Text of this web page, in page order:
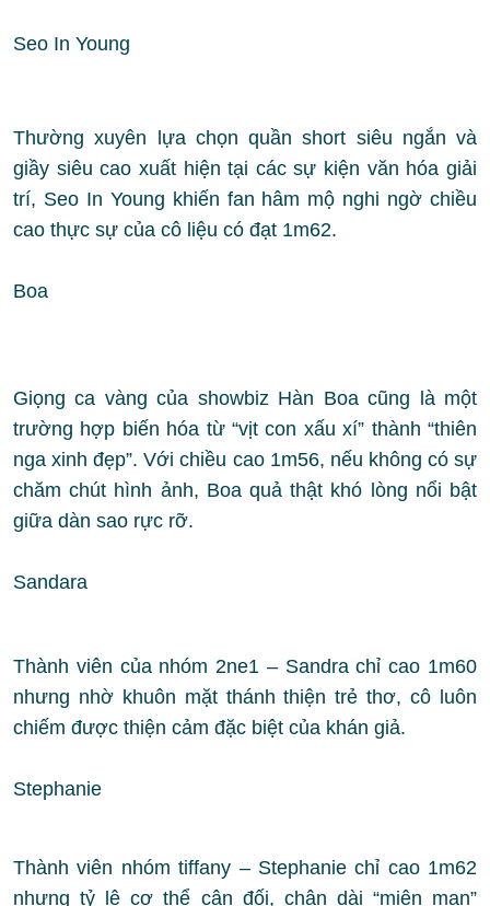
Seo In Young
Thường xuyên lựa chọn quần short siêu ngắn và
giầy siêu cao xuất hiện tại các sự kiện văn hóa giải
trí, Seo In Young khiến fan hâm mộ nghi ngờ chiều
cao thực sự của cô liệu có đạt 1m62.
Boa
Giọng ca vàng của showbiz Hàn Boa cũng là một
trường hợp biến hóa từ “vịt con xấu xí” thành “thiên
nga xinh đẹp”. Với chiều cao 1m56, nếu không có sự
chăm chút hình ảnh, Boa quả thật khó lòng nổi bật
giữa dàn sao rực rỡ.
Sandara
Thành viên của nhóm 2ne1 – Sandra chỉ cao 1m60
nhưng nhờ khuôn mặt thánh thiện trẻ thơ, cô luôn
chiếm được thiện cảm đặc biệt của khán giả.
Stephanie
Thành viên nhóm tiffany – Stephanie chỉ cao 1m62
nhưng tỷ lệ cơ thể cân đối, chân dài “miên man”